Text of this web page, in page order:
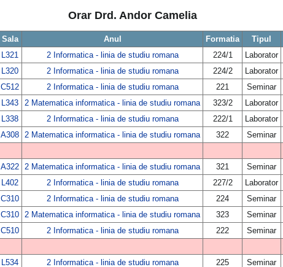
Orar Drd. Andor Camelia
Sala Anul Formatia Tipul
L321 2 Informatica - linia de studiu romana 224/1 Laborator
L320 2 Informatica - linia de studiu romana 224/2 Laborator
C512 2 Informatica - linia de studiu romana 221 Seminar
L343 2 Matematica informatica - linia de studiu romana 323/2 Laborator
L338 2 Informatica - linia de studiu romana 222/1 Laborator
A308 2 Matematica informatica - linia de studiu romana 322 Seminar
A322 2 Matematica informatica - linia de studiu romana 321 Seminar
L402 2 Informatica - linia de studiu romana 227/2 Laborator
C310 2 Informatica - linia de studiu romana 224 Seminar
C310 2 Matematica informatica - linia de studiu romana 323 Seminar
C510 2 Informatica - linia de studiu romana 222 Seminar
L534 2 Informatica - linia de studiu romana 225 Seminar